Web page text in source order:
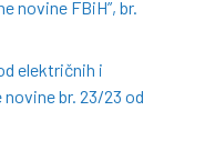
novine FBiH”, br.
električnih i
br. 23/23 od